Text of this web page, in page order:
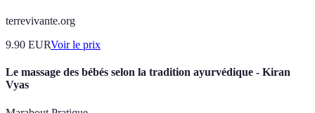
terrevivante.org
9.90 EURVoir le prix
Le massage des bébés selon la tradition ayurvédique - Kiran
Vyas